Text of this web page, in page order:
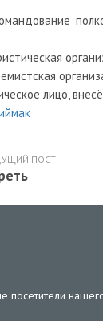
лицо,
ПОСТ
посетители